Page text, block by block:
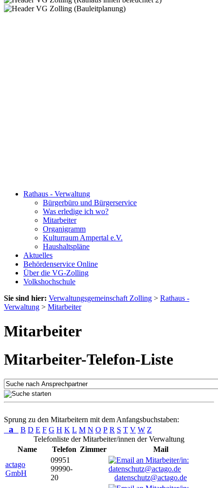
Rathaus - Verwaltung
Bürgerbüro und Bürgerservice
Was erledige ich wo?
Mitarbeiter
Organigramm
Kulturraum Ampertal e.V.
Haushaltspläne
Aktuelles
Behördenservice Online
Über die VG-Zolling
Volkshochschule
Sie sind hier: Verwaltungsgemeinschaft Zolling > Rathaus -
Verwaltung > Mitarbeiter
Mitarbeiter
Mitarbeiter-Telefon-Liste
Sprung zu den Mitarbeitern mit dem Anfangsbuchstaben:
a B D E F G H K L M N O P R S T V W Z
Telefonliste der Mitarbeiter/innen der Verwaltung
Name
Telefon Zimmer
Mail
actago
GmbH
09951
99990-
20
datenschutz@actago.de